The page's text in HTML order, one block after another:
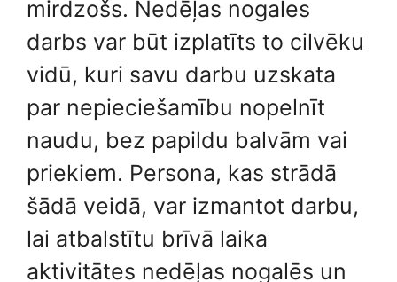
mirdzošs. Nedēļas nogales
darbs var būt izplatīts to cilvēku
vidū, kuri savu darbu uzskata
par nepieciešamību nopelnīt
naudu, bez papildu balvām vai
priekiem. Persona, kas strādā
šādā veidā, var izmantot darbu,
lai atbalstītu brīvā laika
aktivitātes nedēļas nogalēs un